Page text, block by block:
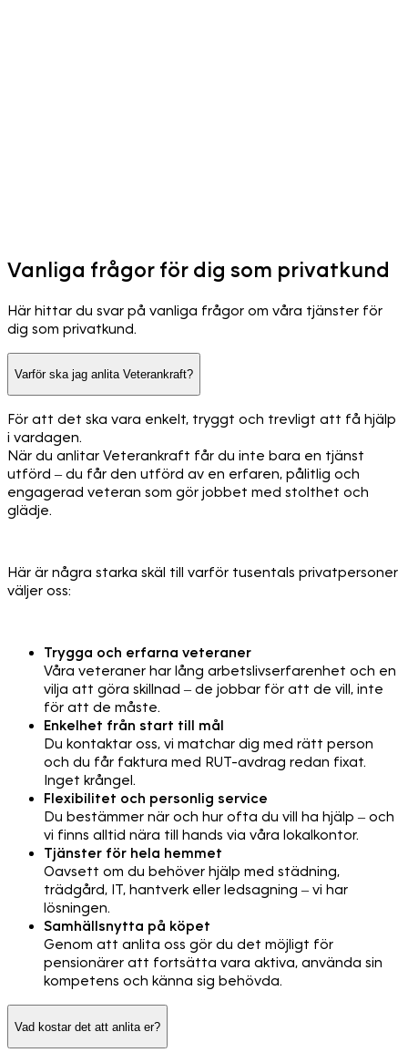
Vanliga frågor för dig som privatkund
Här hittar du svar på vanliga frågor om våra tjänster för
dig som privatkund.
Varför ska jag anlita Veterankraft?
För att det ska vara enkelt, tryggt och trevligt att få hjälp
i vardagen.
När du anlitar Veterankraft får du inte bara en tjänst
utförd – du får den utförd av en erfaren, pålitlig och
engagerad veteran som gör jobbet med stolthet och
glädje.
Här är några starka skäl till varför tusentals privatpersoner
väljer oss:
Trygga och erfarna veteraner
Våra veteraner har lång arbetslivserfarenhet och en
vilja att göra skillnad – de jobbar för att de vill, inte
för att de måste.
Enkelhet från start till mål
Du kontaktar oss, vi matchar dig med rätt person
och du får faktura med RUT-avdrag redan fixat.
Inget krångel.
Flexibilitet och personlig service
Du bestämmer när och hur ofta du vill ha hjälp – och
vi finns alltid nära till hands via våra lokalkontor.
Tjänster för hela hemmet
Oavsett om du behöver hjälp med städning,
trädgård, IT, hantverk eller ledsagning – vi har
lösningen.
Samhällsnytta på köpet
Genom att anlita oss gör du det möjligt för
pensionärer att fortsätta vara aktiva, använda sin
kompetens och känna sig behövda.
Vad kostar det att anlita er?